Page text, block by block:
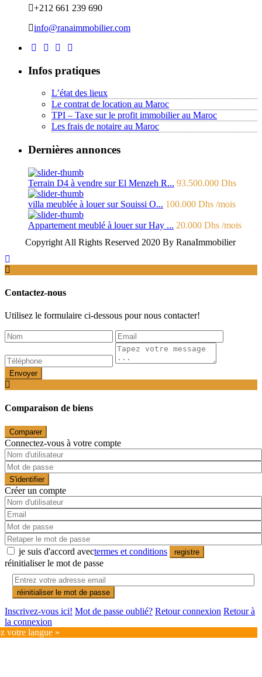
+212 661 239 690
info@ranaimmobilier.com
Infos pratiques
L’état des lieux
Le contrat de location au Maroc
TPI – Taxe sur le profit immobilier au Maroc
Les frais de notaire au Maroc
Dernières annonces
Terrain D4 à vendre sur El Menzeh R... 93.500.000 Dhs
villa meublée à louer sur Souissi O... 100.000 Dhs /mois
Appartement meublé à louer sur Hay ... 20.000 Dhs /mois
Copyright All Rights Reserved 2020 By RanaImmobilier
Contactez-nous
Utilisez le formulaire ci-dessous pour nous contacter!
Envoyer
Comparaison de biens
Comparer
Connectez-vous à votre compte
S'identifier
Créer un compte
je suis d'accord avectermes et conditions registre
réinitialiser le mot de passe
réinitialiser le mot de passe
Inscrivez-vous ici! Mot de passe oublié? Retour connexion Retour à
la connexion
votre langue »